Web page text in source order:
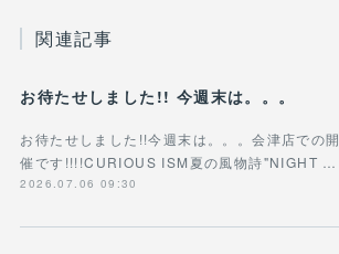
関連記事
お待たせしました!! 今週末は。。。
お待たせしました!!今週末は。。。会津店での開
催です!!!!CURIOUS ISM夏の風物詩"NIGHT …
2026.07.06 09:30